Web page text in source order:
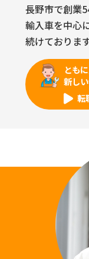
長野市で創業
輸入車を中心
続けております
とも
新し
転